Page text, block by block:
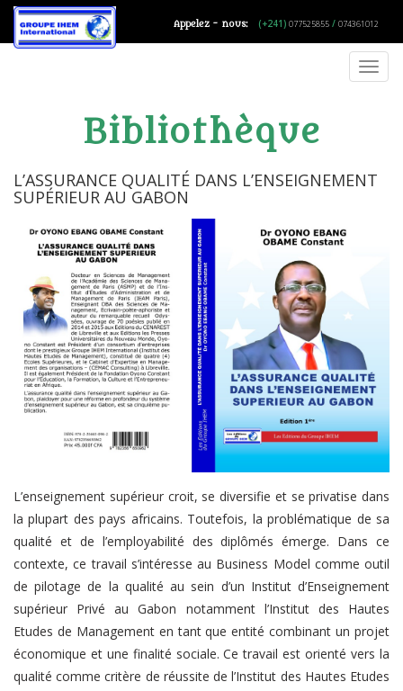
Appelez - nous: (+241) 077525855 / 074361012
Bibliothèque
L’ASSURANCE QUALITÉ DANS L’ENSEIGNEMENT
SUPÉRIEUR AU GABON
L’enseignement supérieur croit, se diversifie et se privatise dans
la plupart des pays africains. Toutefois, la problématique de sa
qualité et de l’employabilité des diplômés émerge. Dans ce
contexte, ce travail s’intéresse au Business Model comme outil
de pilotage de la qualité au sein d’un Institut d’Enseignement
supérieur Privé au Gabon notamment l’Institut des Hautes
Etudes de Management en tant que entité combinant un projet
économique et une finalité sociale. Ce travail est orienté vers la
qualité comme critère de réussite de l’Institut des Hautes Etudes